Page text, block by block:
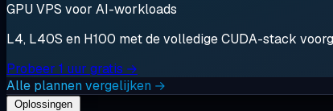
GPU VPS voor AI-workloads
L4, L40S en H100 met de volledige CUDA-stack
Probeer 1 uur gratis →
Alle plannen vergelijken →